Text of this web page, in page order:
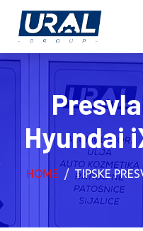
Hyundai
HOME TIPSKE